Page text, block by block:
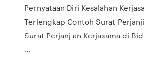
Pernyataan Diri Kesalahan
Terlengkap Contoh Surat
Surat Perjanjian Kerjasama di
...